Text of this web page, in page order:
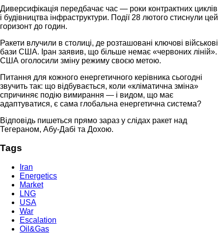
Диверсифікація передбачає час — роки контрактних циклів
і будівництва інфраструктури. Події 28 лютого стиснули цей
горизонт до годин.
Ракети влучили в столиці, де розташовані ключові військові
бази США. Іран заявив, що більше немає «червоних ліній».
США оголосили зміну режиму своєю метою.
Питання для кожного енергетичного керівника сьогодні
звучить так: що відбувається, коли «кліматична зміна»
спричиняє подію вимирання — і видом, що має
адаптуватися, є сама глобальна енергетична система?
Відповідь пишеться прямо зараз у слідах ракет над
Тегераном, Абу-Дабі та Дохою.
Tags
Iran
Energetics
Market
LNG
USA
War
Escalation
Oil&Gas